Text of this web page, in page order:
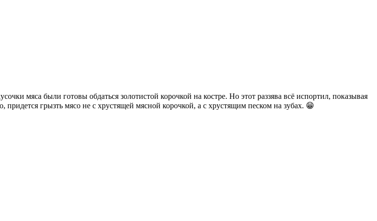
мяса были готовы обдаться золотистой корочкой на костре. Но этот раззява всё испортил, показывая
грызть мясо не с хрустящей мясной корочкой, а с хрустящим песком на зубах. 😁